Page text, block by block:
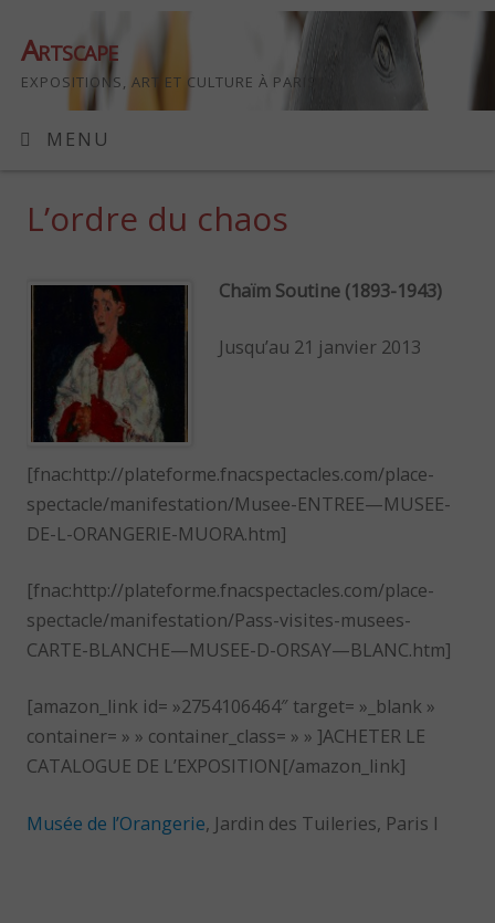
Artscape
EXPOSITIONS, ART ET CULTURE À PARIS
MENU
L’ordre du chaos
Chaïm Soutine (1893-1943)
Jusqu’au 21 janvier 2013
[fnac:http://plateforme.fnacspectacles.com/place-
spectacle/manifestation/Musee-ENTREE—MUSEE-
DE-L-ORANGERIE-MUORA.htm]
[fnac:http://plateforme.fnacspectacles.com/place-
spectacle/manifestation/Pass-visites-musees-
CARTE-BLANCHE—MUSEE-D-ORSAY—BLANC.htm]
[amazon_link id= »2754106464″ target= »_blank »
container= » » container_class= » » ]ACHETER LE
CATALOGUE DE L’EXPOSITION[/amazon_link]
Musée de l’Orangerie, Jardin des Tuileries, Paris I